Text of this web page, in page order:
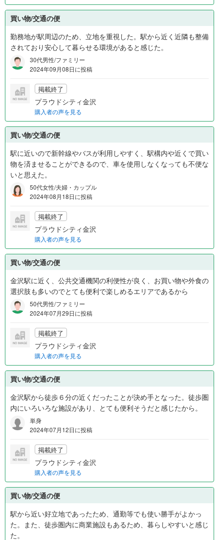
買い物/交通の便
勤務地が駅周辺のため、立地を重視した。駅から近く近隣も整備
されており安心して暮らせる環境があると感じた。
30代男性/ファミリー
2024年09月08日に投稿
掲載終了
プラウドシティ金沢
購入者の声を見る
買い物/交通の便
駅に近いので新幹線やバスが利用しやすく、駅構内や近くで買い
物を済ませることができるので、車を使用しなくなっても不便な
いと思えた。
50代女性/夫婦・カップル
2024年08月18日に投稿
掲載終了
プラウドシティ金沢
購入者の声を見る
買い物/交通の便
金沢駅に近く、公共交通機関の利便性が良く、お買い物や外食の
選択肢も多いのでとても便利で楽しめるエリアであるから
50代男性/ファミリー
2024年07月29日に投稿
掲載終了
プラウドシティ金沢
購入者の声を見る
買い物/交通の便
金沢駅から徒歩６分の近くだったことが決め手となった。徒歩圏
内にいろいろな施設があり、とても便利そうだと感じたから。
単身
2024年07月12日に投稿
掲載終了
プラウドシティ金沢
購入者の声を見る
買い物/交通の便
駅から近い好立地であったため、通勤等でも使い勝手がよかっ
た。また、徒歩圏内に商業施設もあるため、暮らしやすいと感じ
た。